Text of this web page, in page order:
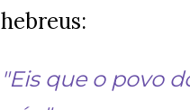
hebreus:
"Eis que o povo